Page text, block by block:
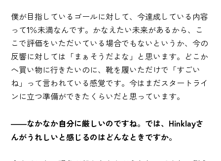
僕が目指しているゴールに対して、今達成している内容
って1％未満なんです。かなえたい未来があるから、こ
こで評価をいただいている場合でもないというか、今の
反響に対しては「まぁそうだよな」と思います。どこか
へ買い物に行きたいのに、靴を履いただけで「すごい
ね」って言われている感覚です。今はまだスタートライ
ンに立つ準備ができたくらいだと思っています。
――なかなか自分に厳しいのですね。では、Hinklayさ
んがうれしいと感じるのはどんなときですか。